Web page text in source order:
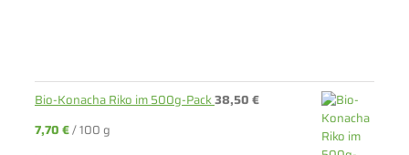
Bio-Konacha Riko im 500g-Pack38,50€
7,70€/100 g